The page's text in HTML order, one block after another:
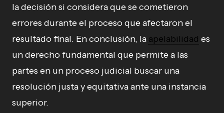
la decisión si considera que se cometieron
errores durante el proceso que afectaron el
resultado final. En conclusión, la apelabilidad es
un derecho fundamental que permite a las
partes en un proceso judicial buscar una
resolución justa y equitativa ante una instancia
superior.